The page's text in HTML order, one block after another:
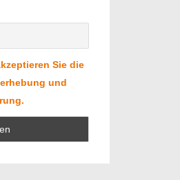
Sie die
und